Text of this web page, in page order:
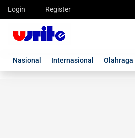
Login Register
Nasional Internasional Olahraga